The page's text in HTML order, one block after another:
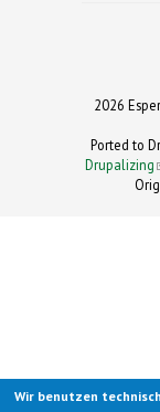
2026
Ported to
Drupalizing
Wir benutzen